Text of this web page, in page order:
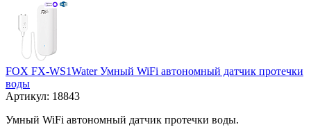
FOX FX-WS1Water Умный WiFi автономный датчик протечки
воды
Артикул: 18843
Умный WiFi автономный датчик протечки воды.